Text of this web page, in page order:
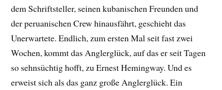
dem Schriftsteller, seinen kubanischen Freunden und
der peruanischen Crew hinausfährt, geschieht das
Unerwartete. Endlich, zum ersten Mal seit fast zwei
Wochen, kommt das Anglerglück, auf das er seit Tagen
so sehnsüchtig hofft, zu Ernest Hemingway. Und es
erweist sich als das ganz große Anglerglück. Ein